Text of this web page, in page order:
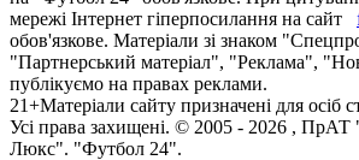
мережі Інтернет гіперпосилання на сайт
обов'язкове. Матеріали зі знаком
"Партнерський матеріал", "Реклама",
публікуємо на правах реклами.
21+Матеріали сайту призначені для осіб
Усi права захищенi. © 2005 - 2026 , ПрАТ
Люкс". "Футбол 24".